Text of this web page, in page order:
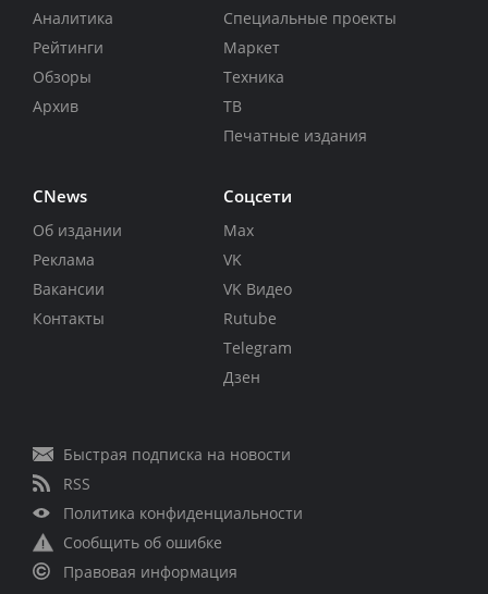
Аналитика
Рейтинги
Обзоры
Архив
Специальные проекты
Маркет
Техника
ТВ
Печатные издания
CNews
Об издании
Реклама
Вакансии
Контакты
Соцсети
Max
VK
VK Видео
Rutube
Telegram
Дзен
Быстрая подписка на новости
RSS
Политика конфиденциальности
Сообщить об ошибке
Правовая информация